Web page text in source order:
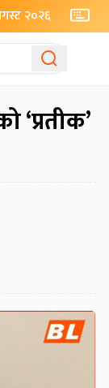
२०२६
‘प्रतीक’